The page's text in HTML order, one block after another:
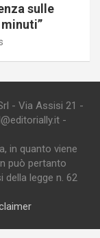
sulle
- Via Assisi 21 -
-
in quanto viene
può pertanto
legge n. 62